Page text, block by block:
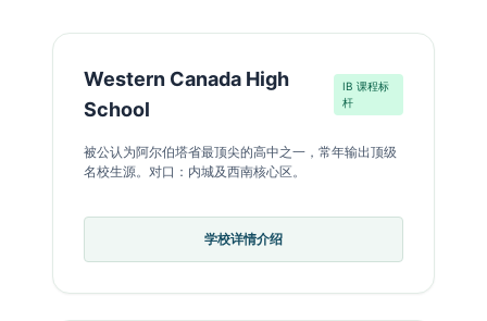
Western Canada High
School
IB 课程标
杆
被公认为阿尔伯塔省最顶尖的高中之一，常年输出顶级
名校生源。对口：内城及西南核心区。
学校详情介绍